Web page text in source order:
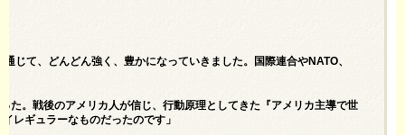
じて、どんどん強く、豊かになっていきました。国際連合やNATO、
た。戦後のアメリカ人が信じ、行動原理としてきた『アメリカ主導で世
レギュラーなものだったのです」